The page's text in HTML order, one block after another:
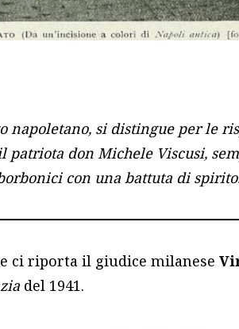
napoletano, si distingue per le
patriota don Michele Viscusi,
con una battuta di
ci riporta il giudice milanese
del 1941.